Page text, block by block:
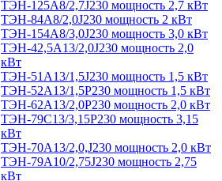
ТЭН-125А8/2,7J230 мощность 2,7 кВт
ТЭН-84А8/2,0J230 мощность 2 кВт
ТЭН-154А8/3,0J230 мощность 3,0 кВт
ТЭН-42,5А13/2,0J230 мощность 2,0
кВт
ТЭН-51А13/1,5J230 мощность 1,5 кВт
ТЭН-52А13/1,5Р230 мощность 1,5 кВт
ТЭН-62А13/2,0Р230 мощность 2,0 кВт
ТЭН-79С13/3,15Р230 мощность 3,15
кВт
ТЭН-70А13/2,0,J230 мощность 2,0 кВт
ТЭН-79А10/2,75J230 мощность 2,75
кВт